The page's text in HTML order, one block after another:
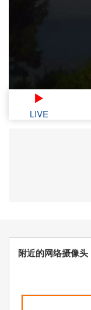
LIVE
附近的网络摄像头